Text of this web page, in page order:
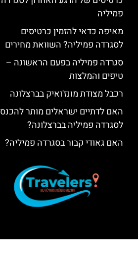
פמיליה
מאיפה כדאי להזמין כרטיסים
לסגרדה פמיליה? השוואת מחירים
סגרדה פמיליה בפעם הראשונה –
טיפים והמלצות
רכבל מצודת מונז'ואיק בברצלונה
האם לדתיים ישראלים מותר להכנס
לסגרדה פמיליה בברצלונה?
האם גאודי קבור בסגרדה פמיליה?